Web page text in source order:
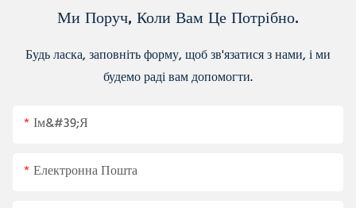
Ми Поруч, Коли Вам Це Потрібно.
Будь ласка, заповніть форму, щоб зв'язатися з нами, і ми
будемо раді вам допомогти.
Ім&#39;я
Електронна Пошта